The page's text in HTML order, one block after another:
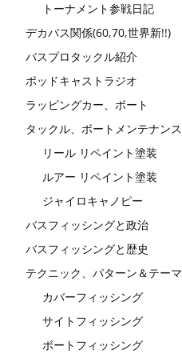
トーナメント参戦日記
デカバス関係(60,70,世界新!!)
バスプロタックル紹介
ポッドキャストラジオ
ラッピングカー、ボート
タックル、ボートメンテナンス
リール リペイント塗装
ルアー リペイント塗装
ジャイロキャノピー
バスフィッシングと政治
バスフィッシングと歴史
テクニック、パターン＆テーマ
カバーフィッシング
サイトフィッシング
ボートフィッシング